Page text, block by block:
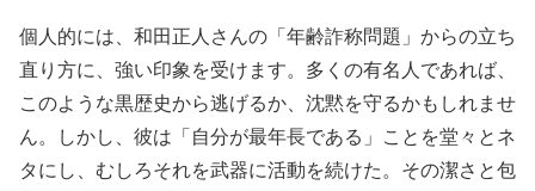
個人的には、和田正人さんの「年齢詐称問題」からの立ち
直り方に、強い印象を受けます。多くの有名人であれば、
このような黒歴史から逃げるか、沈黙を守るかもしれませ
ん。しかし、彼は「自分が最年長である」ことを堂々とネ
タにし、むしろそれを武器に活動を続けた。その潔さと包